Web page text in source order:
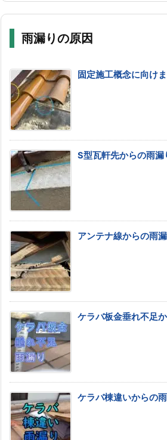
雨漏りの原因
固定施工概念に向け
S型瓦軒先からの雨漏
アンテナ線からの雨
ケラバ板金垂れ不足
ケラバ棟違いからの